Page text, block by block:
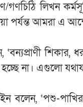
লিখন
পর্যন্ত আমরা এ
শিকার,
না। এগুলো
বলেন, ‘পশু-